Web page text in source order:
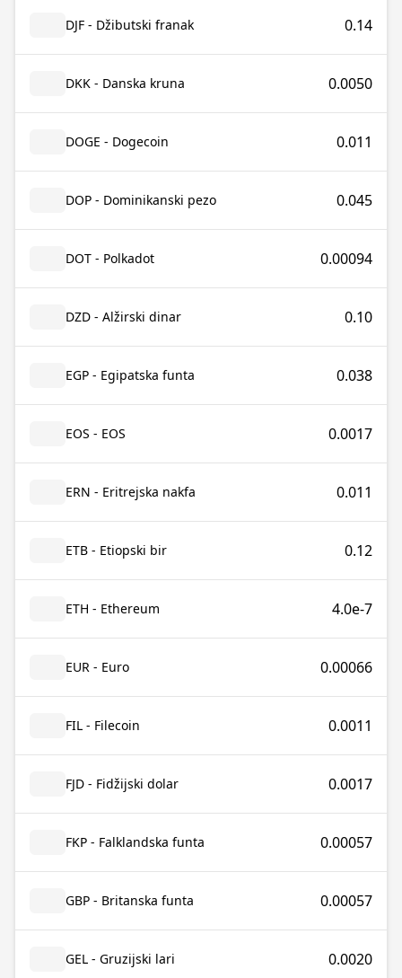
DJF - Džibutski franak 0.14
DKK - Danska kruna 0.0050
DOGE - Dogecoin 0.011
DOP - Dominikanski pezo 0.045
DOT - Polkadot 0.00094
DZD - Alžirski dinar 0.10
EGP - Egipatska funta 0.038
EOS - EOS 0.0017
ERN - Eritrejska nakfa 0.011
ETB - Etiopski bir 0.12
ETH - Ethereum 4.0e-7
EUR - Euro 0.00066
FIL - Filecoin 0.0011
FJD - Fidžijski dolar 0.0017
FKP - Falklandska funta 0.00057
GBP - Britanska funta 0.00057
GEL - Gruzijski lari 0.0020